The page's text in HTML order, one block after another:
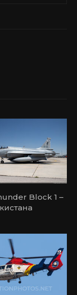
Block 1 –